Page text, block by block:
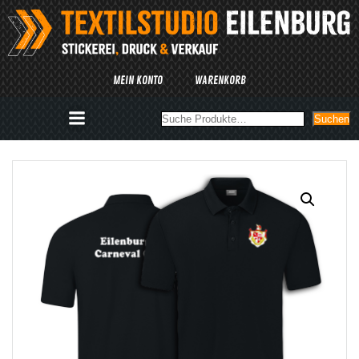
Zum
Inhalt
springen
MEIN KONTO WARENKORB
Suchen Suchen